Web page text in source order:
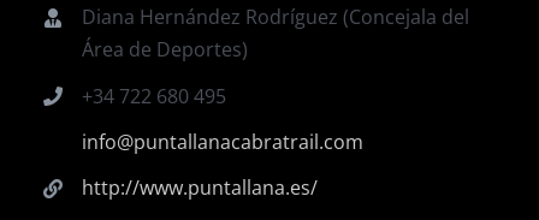
Diana Hernández Rodríguez (Concejala del
Área de Deportes)
+34 722 680 495
info@puntallanacabratrail.com
http://www.puntallana.es/